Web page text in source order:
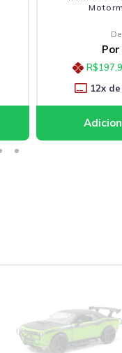
Motormax
R$197,91
12x de